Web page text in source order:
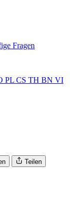
Fragen
PL CS TH BN VI
Teilen